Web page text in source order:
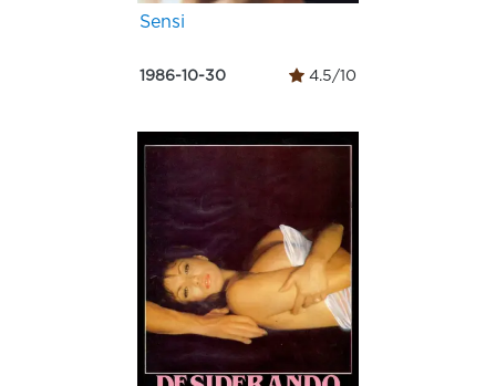
Sensi
1986-10-30 4.5/10